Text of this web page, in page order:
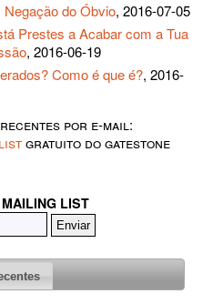
do Óbvio, 2016-07-05
Prestes a Acabar com a Tua
, 2016-06-19
Como é que é?, 2016-
por e-mail:
gratuito do gatestone
LIST